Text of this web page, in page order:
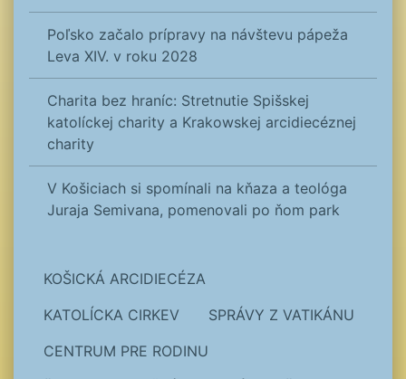
Poľsko začalo prípravy na návštevu pápeža
Leva XIV. v roku 2028
Charita bez hraníc: Stretnutie Spišskej
katolíckej charity a Krakowskej arcidiecéznej
charity
V Košiciach si spomínali na kňaza a teológa
Juraja Semivana, pomenovali po ňom park
KOŠICKÁ ARCIDIECÉZA
KATOLÍCKA CIRKEV
SPRÁVY Z VATIKÁNU
CENTRUM PRE RODINU